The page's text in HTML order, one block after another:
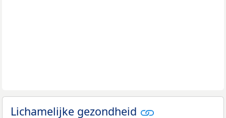
Lichamelijke gezondheid